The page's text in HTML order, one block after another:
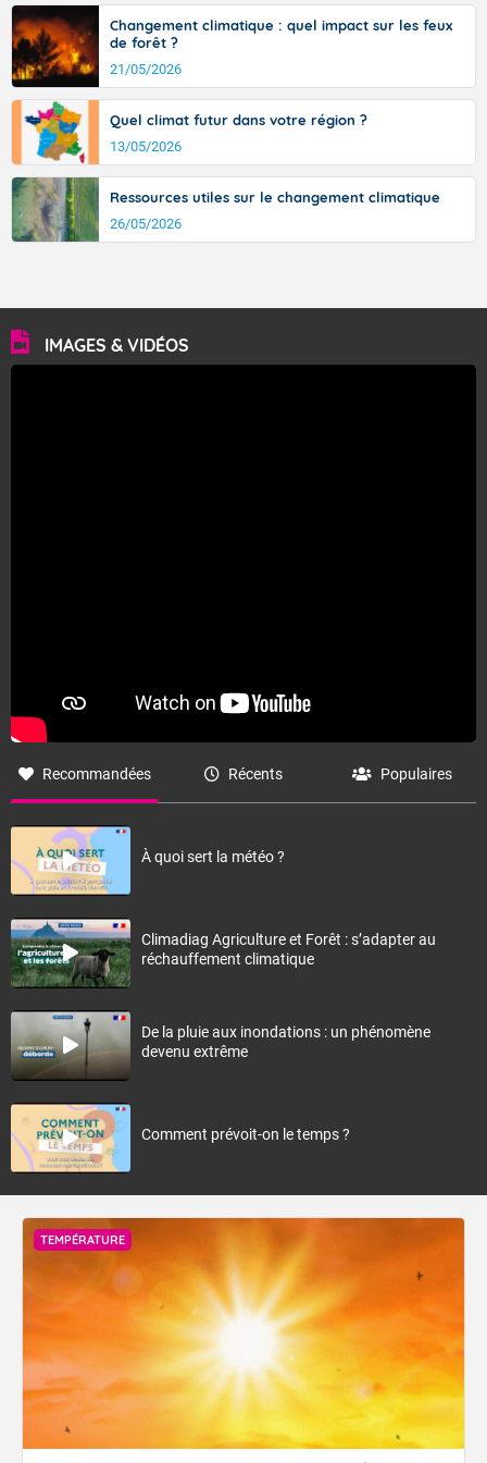
Changement climatique : quel impact sur les feux
de forêt ?
21/05/2026
Quel climat futur dans votre région ?
13/05/2026
Ressources utiles sur le changement climatique
26/05/2026
IMAGES & VIDÉOS
Recommandées Récents Populaires
À quoi sert la météo ?
Climadiag Agriculture et Forêt : s’adapter au
réchauffement climatique
De la pluie aux inondations : un phénomène
devenu extrême
Comment prévoit-on le temps ?
TEMPÉRATURE